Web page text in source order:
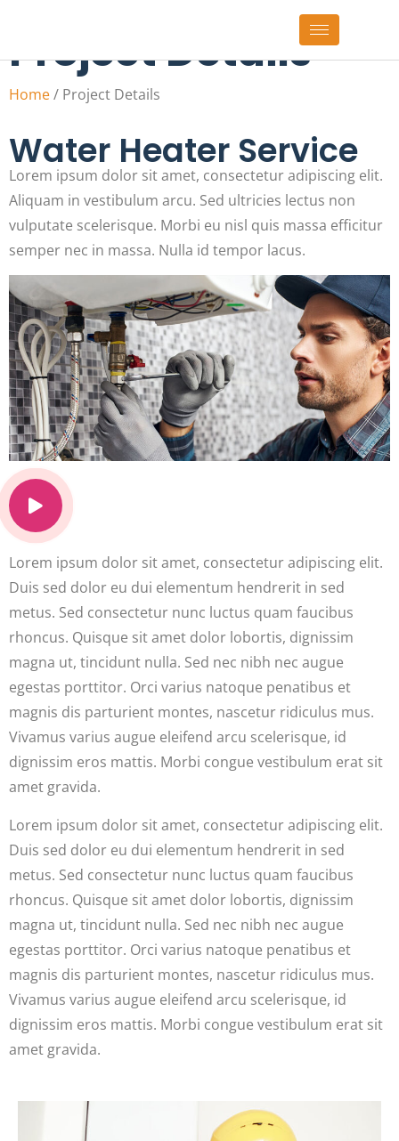
Project Details
Home/ Project Details
Water Heater Service
Lorem ipsum dolor sit amet, consectetur adipiscing elit.
Aliquam in vestibulum arcu. Sed ultricies lectus non
vulputate scelerisque. Morbi eu nisl quis massa efficitur
semper nec in massa. Nulla id tempor lacus.
Lorem ipsum dolor sit amet, consectetur adipiscing elit.
Duis sed dolor eu dui elementum hendrerit in sed
metus. Sed consectetur nunc luctus quam faucibus
rhoncus. Quisque sit amet dolor lobortis, dignissim
magna ut, tincidunt nulla. Sed nec nibh nec augue
egestas porttitor. Orci varius natoque penatibus et
magnis dis parturient montes, nascetur ridiculus mus.
Vivamus varius augue eleifend arcu scelerisque, id
dignissim eros mattis. Morbi congue vestibulum erat sit
amet gravida.
Lorem ipsum dolor sit amet, consectetur adipiscing elit.
Duis sed dolor eu dui elementum hendrerit in sed
metus. Sed consectetur nunc luctus quam faucibus
rhoncus. Quisque sit amet dolor lobortis, dignissim
magna ut, tincidunt nulla. Sed nec nibh nec augue
egestas porttitor. Orci varius natoque penatibus et
magnis dis parturient montes, nascetur ridiculus mus.
Vivamus varius augue eleifend arcu scelerisque, id
dignissim eros mattis. Morbi congue vestibulum erat sit
amet gravida.